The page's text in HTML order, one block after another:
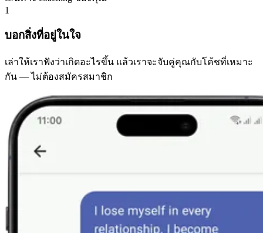
1
บอกสิ่งที่อยู่ในใจ
เล่าให้เราฟังว่าเกิดอะไรขึ้น แล้วเราจะจับคู่คุณกับโค้ชที่เหมาะ
กัน — ไม่ต้องสมัครสมาชิก